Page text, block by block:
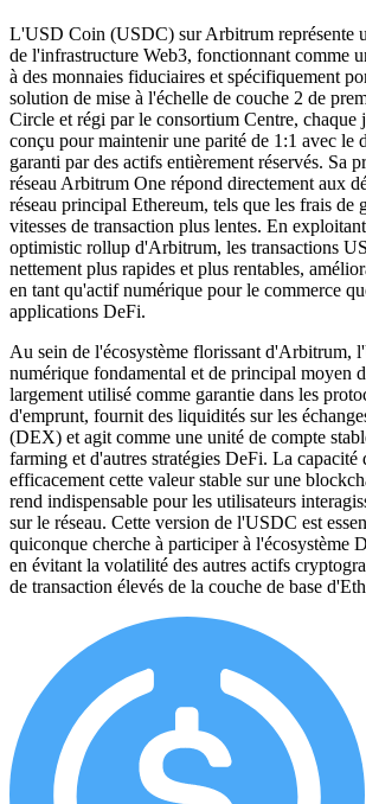
L'USD Coin (USDC) sur Arbitrum représente
de l'infrastructure Web3, fonctionnant comme
à des monnaies fiduciaires et spécifiquement
solution de mise à l'échelle de couche 2 de
Circle et régi par le consortium Centre, chaque
conçu pour maintenir une parité de 1:1 avec le
garanti par des actifs entièrement réservés. Sa
réseau Arbitrum One répond directement aux
réseau principal Ethereum, tels que les frais de
vitesses de transaction plus lentes. En
optimistic rollup d'Arbitrum, les transactions
nettement plus rapides et plus rentables,
en tant qu'actif numérique pour le commerce
applications DeFi.
Au sein de l'écosystème florissant d'Arbitrum,
numérique fondamental et de principal moyen
largement utilisé comme garantie dans les
d'emprunt, fournit des liquidités sur les
(DEX) et agit comme une unité de compte
farming et d'autres stratégies DeFi. La capacité
efficacement cette valeur stable sur une
rend indispensable pour les utilisateurs
sur le réseau. Cette version de l'USDC est
quiconque cherche à participer à l'écosystème
en évitant la volatilité des autres actifs
de transaction élevés de la couche de base